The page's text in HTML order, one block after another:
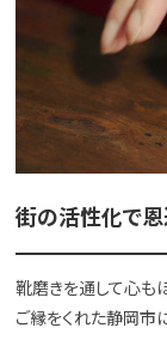
街の活性化で
靴磨きを通して心も
ご縁をくれた静岡市